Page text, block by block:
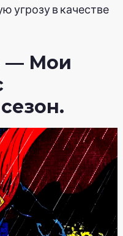
угрозу в качестве
— Мои